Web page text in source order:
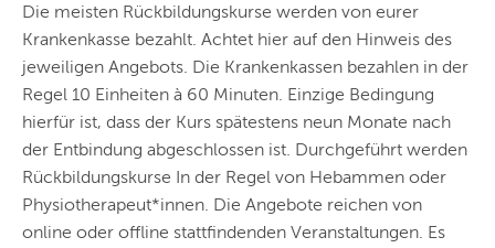
Die meisten Rückbildungskurse werden von eurer
Krankenkasse bezahlt. Achtet hier auf den Hinweis des
jeweiligen Angebots. Die Krankenkassen bezahlen in der
Regel 10 Einheiten à 60 Minuten. Einzige Bedingung
hierfür ist, dass der Kurs spätestens neun Monate nach
der Entbindung abgeschlossen ist. Durchgeführt werden
Rückbildungskurse In der Regel von Hebammen oder
Physiotherapeut*innen. Die Angebote reichen von
online oder offline stattfindenden Veranstaltungen. Es